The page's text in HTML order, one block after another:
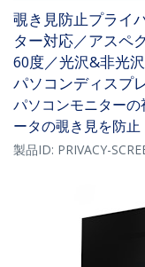
覗き見防止プライ
ター対応／アスペ
60度／光沢&非光
パソコンディスプ
パソコンモニター
ータの覗き見を防止
製品ID: PRIVACY-